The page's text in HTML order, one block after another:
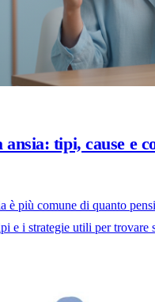
tipi, cause e
è più comune di quanto
e i strategie utili per trovare